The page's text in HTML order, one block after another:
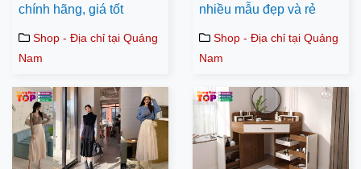
chính hãng, giá tốt
Shop - Địa chỉ tại Quảng
Nam
nhiều mẫu đẹp và rẻ
Shop - Địa chỉ tại Quảng
Nam